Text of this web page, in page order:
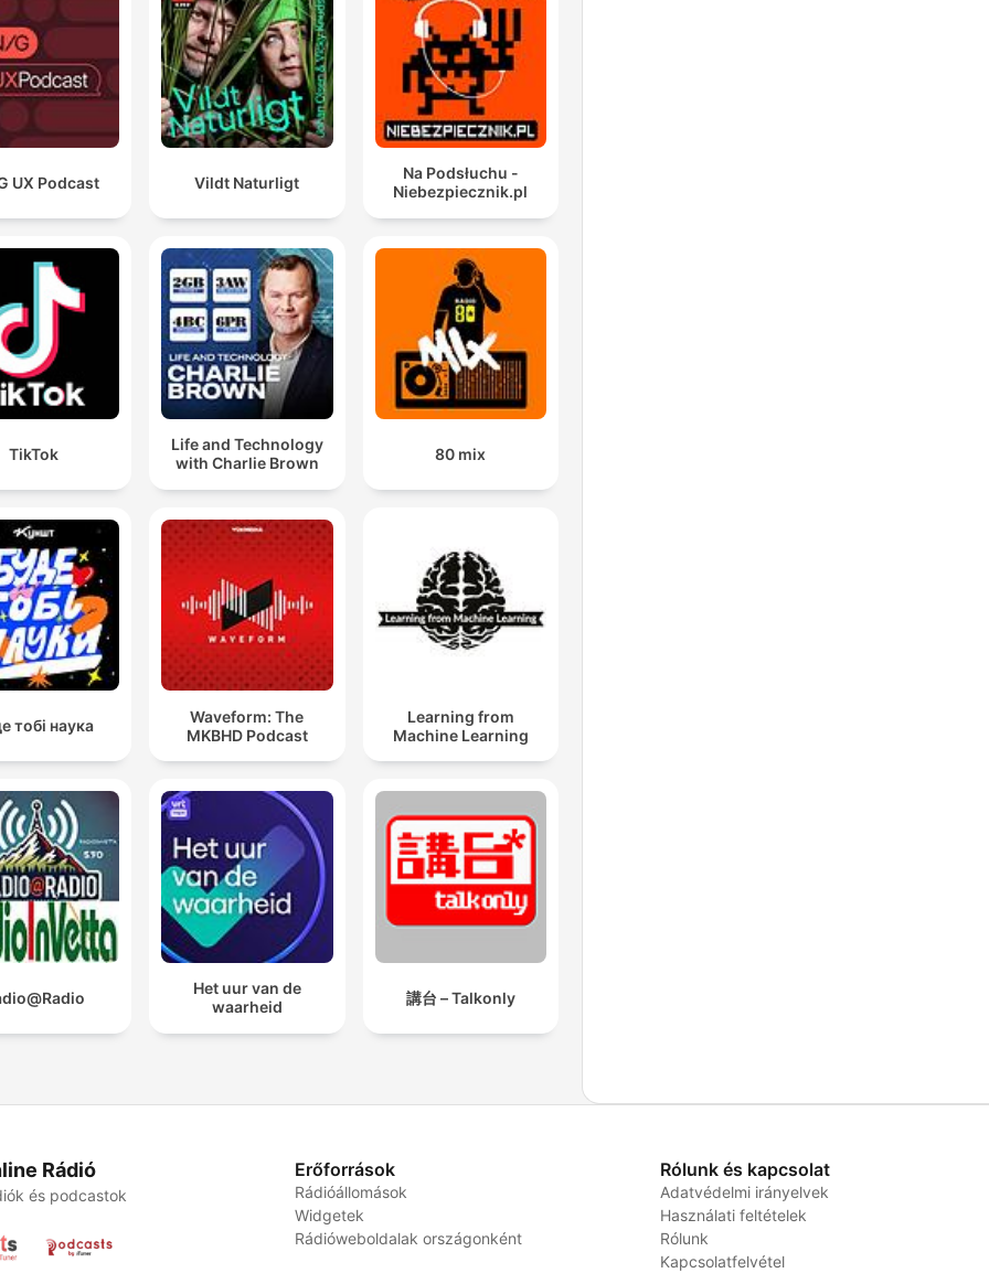
UX Podcast Vildt Naturligt
Na Podsłuchu -
Niebezpiecznik.pl
TikTok
Life and Technology
with Charlie Brown
80 mix
тобі наука
Waveform: The
MKBHD Podcast
Learning from
Machine Learning
Het uur van de
waarheid
講台 – Talkonly
Rádió
és podcastok
Erőforrások
Rádióállomások
Widgetek
Rádióweboldalak országonként
Rólunk és kapcsolat
Adatvédelmi irányelvek
Használati feltételek
Rólunk
Kapcsolatfelvétel